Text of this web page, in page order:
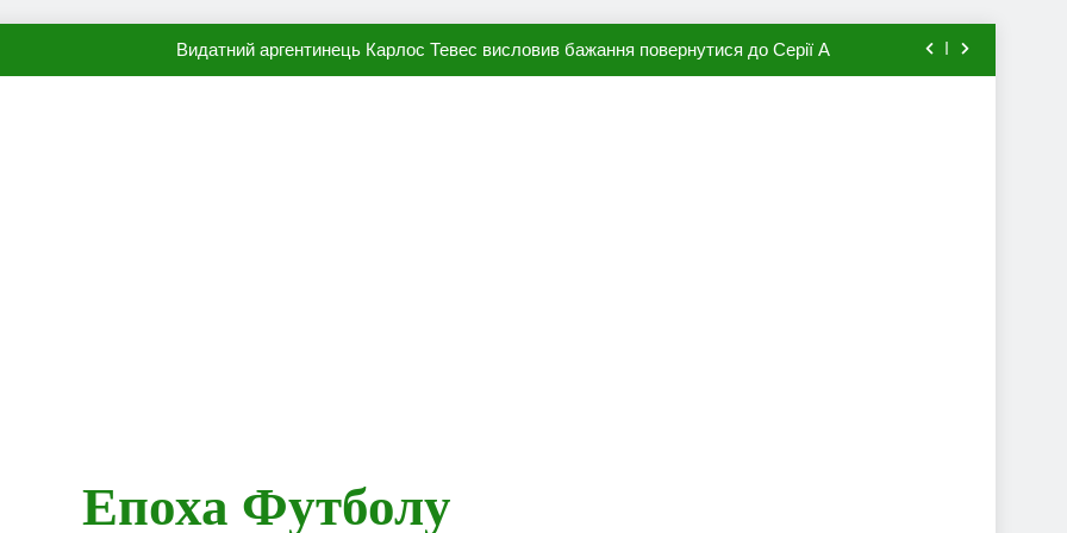
Видатний аргентинець Карлос Тевес висловив бажання повернутися до Серії А
Епоха Футболу